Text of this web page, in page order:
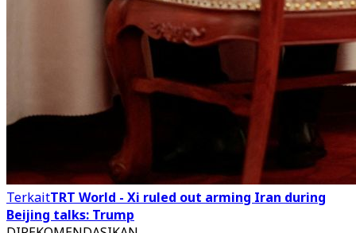
TerkaitTRT World - Xi ruled out arming Iran during
Beijing talks: Trump